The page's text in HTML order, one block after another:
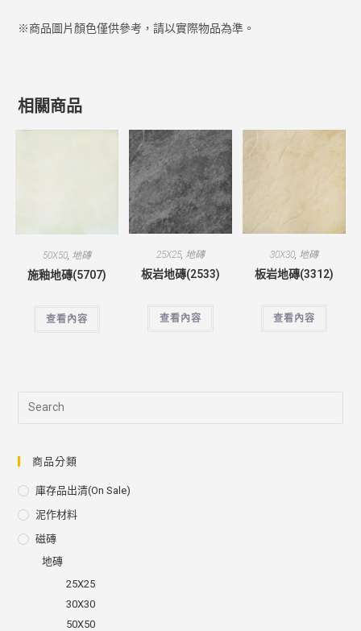
※商品圖片顏色僅供參考，請以實際物品為準。
相關商品
50X50, 地磚
施釉地磚(5707)
查看內容
25X25, 地磚
板岩地磚(2533)
查看內容
30X30 地磚
板岩地磚(3312)
查看內容
商品分類
庫存品出清(on Sale)
泥作材料
磁磚
地磚
25X25
30X30
50X50